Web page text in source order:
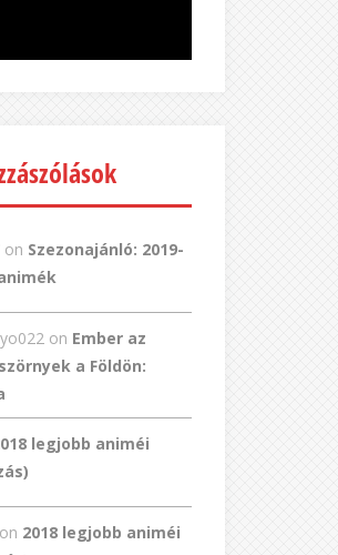
on Szezonajánló: 2019-
on Ember az
a Földön:
legjobb animéi
2018 legjobb animéi